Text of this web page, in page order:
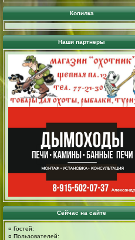
Копилка
Наши партнеры
Сейчас на сайте
¤ Гостей:
¤ Пользователей: